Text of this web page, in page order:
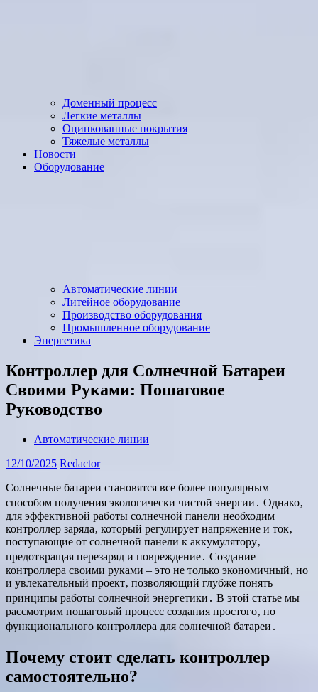
Доменный процесс
Легкие металлы
Оцинкованные покрытия
Тяжелые металлы
Новости
Оборудование
Автоматические линии
Литейное оборудование
Производство оборудования
Промышленное оборудование
Энергетика
Контроллер для Солнечной Батареи
Своими Руками: Пошаговое
Руководство
Автоматические линии
12/10/2025 Redactor
Солнечные батареи становятся все более популярным
способом получения экологически чистой энергии․ Однако‚
для эффективной работы солнечной панели необходим
контроллер заряда‚ который регулирует напряжение и ток‚
поступающие от солнечной панели к аккумулятору‚
предотвращая перезаряд и повреждение․ Создание
контроллера своими руками – это не только экономичный‚ но
и увлекательный проект‚ позволяющий глубже понять
принципы работы солнечной энергетики․ В этой статье мы
рассмотрим пошаговый процесс создания простого‚ но
функционального контроллера для солнечной батареи․
Почему стоит сделать контроллер
самостоятельно?